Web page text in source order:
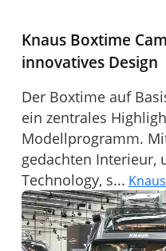
Knaus Boxtime
innovatives Design
Der Boxtime auf
ein zentrales
Modellprogramm.
gedachten Interieur,
Technology, s...